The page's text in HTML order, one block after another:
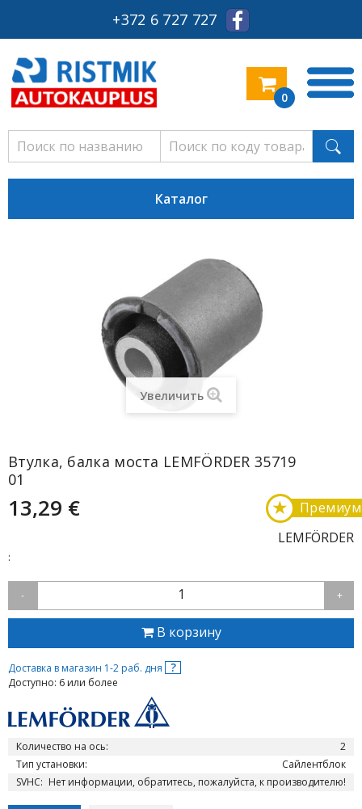
+372 6 727 727
0
Каталог
Увеличить
Втулка, балка моста LEMFÖRDER 35719
01
13,29 € Премиум
★
LEMFÖRDER
:
- 1 +
В корзину
Доставка в магазин 1-2 раб. дня ?
Доступно: 6 или более
Количество на ось:
2
Тип установки:
Сайлентблок
SVHC: Нет информации, обратитесь, пожалуйста, к производителю!